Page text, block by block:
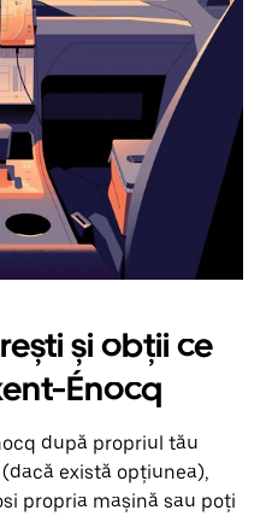
și obții ce
Énocq
după propriul tău
există opțiunea),
propria mașină sau poți